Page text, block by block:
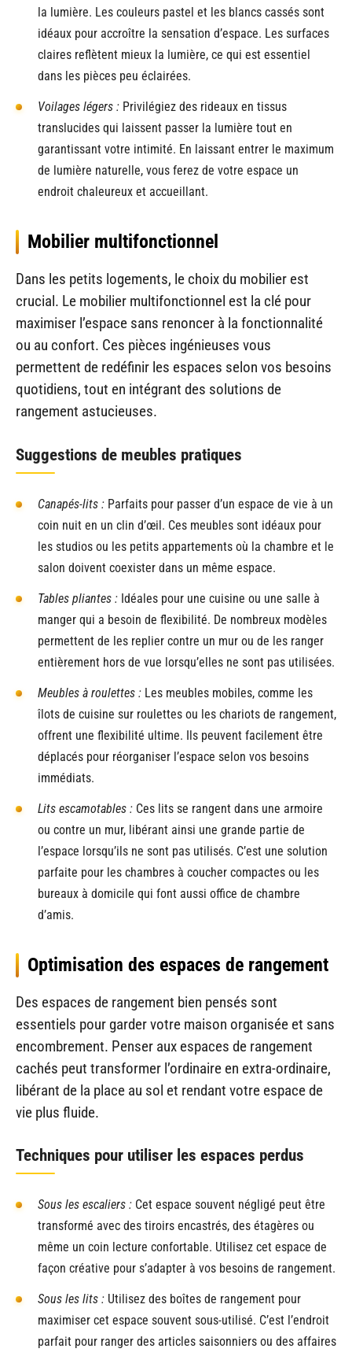
la lumière. Les couleurs pastel et les blancs cassés sont
idéaux pour accroître la sensation d’espace. Les surfaces
claires reflètent mieux la lumière, ce qui est essentiel
dans les pièces peu éclairées.
Voilages légers : Privilégiez des rideaux en tissus
translucides qui laissent passer la lumière tout en
garantissant votre intimité. En laissant entrer le maximum
de lumière naturelle, vous ferez de votre espace un
endroit chaleureux et accueillant.
Mobilier multifonctionnel
Dans les petits logements, le choix du mobilier est
crucial. Le mobilier multifonctionnel est la clé pour
maximiser l’espace sans renoncer à la fonctionnalité
ou au confort. Ces pièces ingénieuses vous
permettent de redéfinir les espaces selon vos besoins
quotidiens, tout en intégrant des solutions de
rangement astucieuses.
Suggestions de meubles pratiques
Canapés-lits : Parfaits pour passer d’un espace de vie à un
coin nuit en un clin d’œil. Ces meubles sont idéaux pour
les studios ou les petits appartements où la chambre et le
salon doivent coexister dans un même espace.
Tables pliantes : Idéales pour une cuisine ou une salle à
manger qui a besoin de flexibilité. De nombreux modèles
permettent de les replier contre un mur ou de les ranger
entièrement hors de vue lorsqu’elles ne sont pas utilisées.
Meubles à roulettes : Les meubles mobiles, comme les
îlots de cuisine sur roulettes ou les chariots de rangement,
offrent une flexibilité ultime. Ils peuvent facilement être
déplacés pour réorganiser l’espace selon vos besoins
immédiats.
Lits escamotables : Ces lits se rangent dans une armoire
ou contre un mur, libérant ainsi une grande partie de
l’espace lorsqu’ils ne sont pas utilisés. C’est une solution
parfaite pour les chambres à coucher compactes ou les
bureaux à domicile qui font aussi office de chambre
d’amis.
Optimisation des espaces de rangement
Des espaces de rangement bien pensés sont
essentiels pour garder votre maison organisée et sans
encombrement. Penser aux espaces de rangement
cachés peut transformer l’ordinaire en extra-ordinaire,
libérant de la place au sol et rendant votre espace de
vie plus fluide.
Techniques pour utiliser les espaces perdus
Sous les escaliers : Cet espace souvent négligé peut être
transformé avec des tiroirs encastrés, des étagères ou
même un coin lecture confortable. Utilisez cet espace de
façon créative pour s’adapter à vos besoins de rangement.
Sous les lits : Utilisez des boîtes de rangement pour
maximiser cet espace souvent sous-utilisé. C’est l’endroit
parfait pour ranger des articles saisonniers ou des affaires